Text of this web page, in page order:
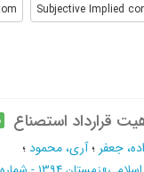
Subjective Implied
قرارداد استصناع
جعفر ؛آری، محمود؛